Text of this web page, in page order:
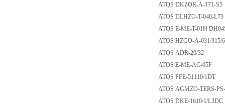
ATOS DKZOR-A-
ATOS DLHZO-T-
ATOS E-ME-T-01H
ATOS HZGO-A-
ATOS ADR-20/32
ATOS E-ME-AC-
ATOS PFE-51110/
ATOS AGMZO-
ATOS DKE-1610/1/